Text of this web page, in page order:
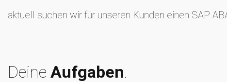
aktuell suchen wir für unseren Kunden einen SAP
Deine Aufgaben.